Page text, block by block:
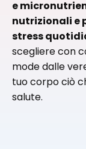
e
nutrizionali e
stress
scegliere con
mode dalle
tuo corpo ciò
salute.